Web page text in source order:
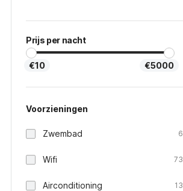
Prijs per nacht
€10 €5000
Voorzieningen
Zwembad 6
Wifi 73
Airconditioning 13